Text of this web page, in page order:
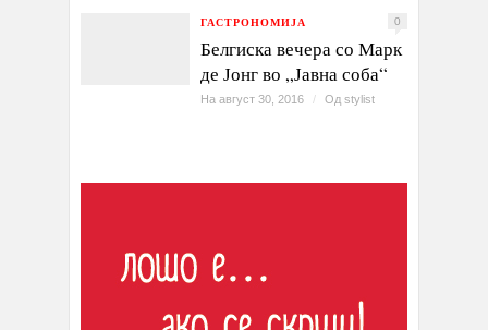
ГАСТРОНОМИЈА 0
Белгиска вечера со Марк
де Јонг во „Јавна соба“
На август 30, 2016 / Од stylist